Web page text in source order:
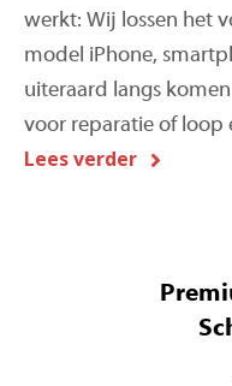
werkt: Wij lossen het
model iPhone,
uiteraard langs
voor reparatie of loop
Lees verder